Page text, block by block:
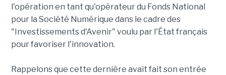
l'opération en tant qu'opérateur du Fonds National
pour la Société Numérique dans le cadre des
"Investissements d'Avenir" voulu par l'État français
pour favoriser l'innovation.
Rappelons que cette dernière avait fait son entrée